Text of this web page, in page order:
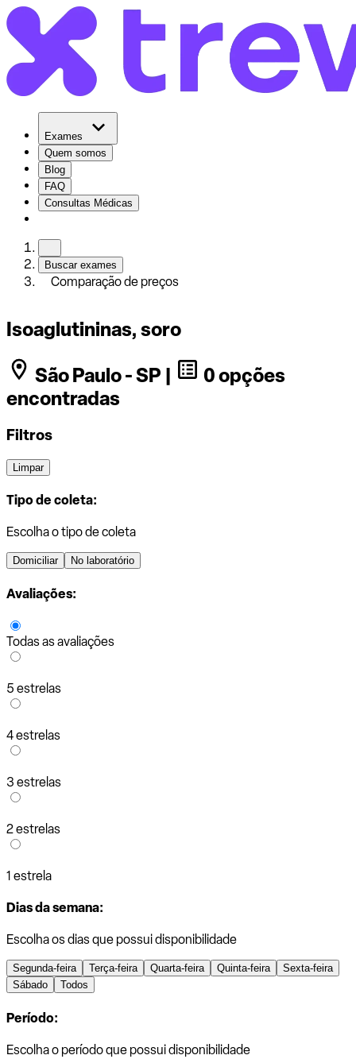
Exames
Quem somos
Blog
FAQ
Consultas Médicas
Buscar exames
Comparação de preços
Isoaglutininas, soro
São Paulo - SP |
0 opções
encontradas
Filtros
Limpar
Tipo de coleta:
Escolha o tipo de coleta
Domiciliar No laboratório
Avaliações:
Todas as avaliações
5 estrelas
4 estrelas
3 estrelas
2 estrelas
1 estrela
Dias da semana:
Escolha os dias que possui disponibilidade
Segunda-feira Terça-feira Quarta-feira Quinta-feira
Sexta-feira
Sábado
Todos
Período:
Escolha o período que possui disponibilidade